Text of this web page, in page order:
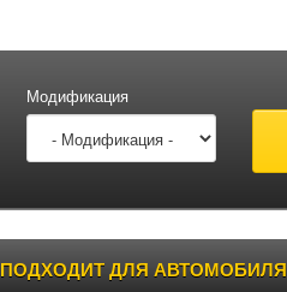
Модификация
ПОДХОДИТ ДЛЯ АВТОМОБИЛЯ